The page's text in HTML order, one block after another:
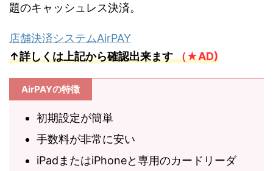
題のキャッシュレス決済。
店舗決済システムAirPAY
↑詳しくは上記から確認出来ます（★AD)
AirPAYの特徴
初期設定が簡単
手数料が非常に安い
iPadまたはiPhoneと専用のカードリーダ